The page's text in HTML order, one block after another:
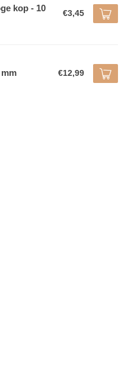
kop - 10
€3,45
€12,99